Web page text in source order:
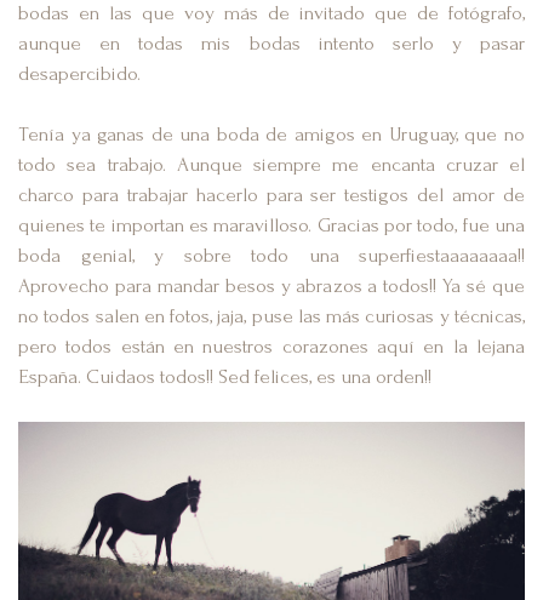
bodas en las que voy más de invitado que de fotógrafo,
aunque en todas mis bodas intento serlo y pasar
desapercibido.
Tenía ya ganas de una boda de amigos en Uruguay, que no
todo sea trabajo. Aunque siempre me encanta cruzar el
charco para trabajar hacerlo para ser testigos del amor de
quienes te importan es maravilloso. Gracias por todo, fue una
boda genial, y sobre todo una superfiestaaaaaaaa!!
Aprovecho para mandar besos y abrazos a todos!! Ya sé que
no todos salen en fotos, jaja, puse las más curiosas y técnicas,
pero todos están en nuestros corazones aquí en la lejana
España. Cuidaos todos!! Sed felices, es una orden!!